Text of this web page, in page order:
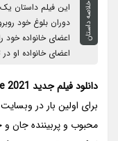
خلاصه داستان
دوران بلوغ خود
اعضای خانواده خود
اعضای خانواده او
دانلود فیلم جدید John and the Hole 2021 جان و حفره
برای اولین بار در